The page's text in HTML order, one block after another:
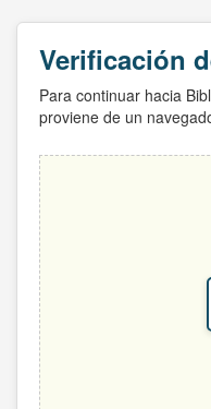
Verificación
Para continuar hacia
proviene de un